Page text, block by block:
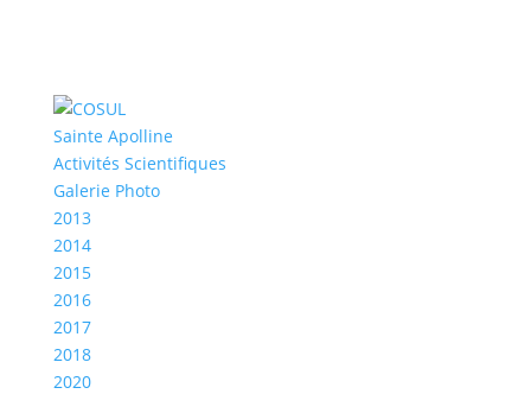
Sainte Apolline
Activités Scientifiques
Galerie Photo
2013
2014
2015
2016
2017
2018
2020